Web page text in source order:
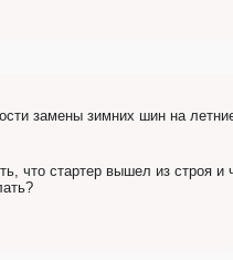
замены зимних шин на
что стартер вышел из строя и